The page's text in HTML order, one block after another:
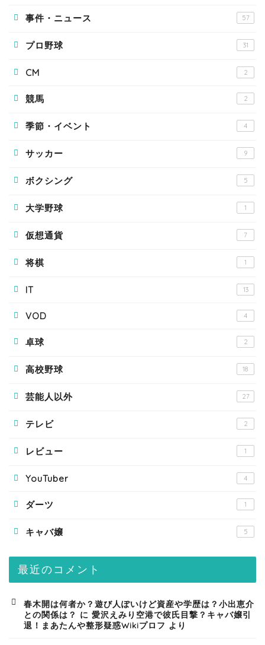
事件・ニュース 57
プロ野球 31
CM 2
競馬 2
季節・イベント 4
サッカー 9
ボクシング 5
大学野球 1
仮想通貨 7
将棋 1
IT 13
VOD 4
卓球 2
高校野球 18
芸能人以外 27
テレビ 2
レビュー 1
YouTuber 4
ダーツ 1
キャバ嬢 5
最近のコメント
春木開は何者か？遊び人ぽいけど資産や学歴は？小出恵介
との関係は？ に 愛沢えみり空港で彼氏目撃？キャバ嬢引
退！まあたんや整形疑惑Wikiプロフ より